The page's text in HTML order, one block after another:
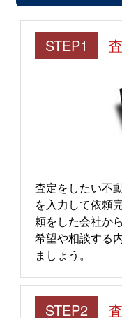
STEP1
査定をしたい不
を入力して依頼
頼をした会社か
希望や相談する
ましょう。
STEP2